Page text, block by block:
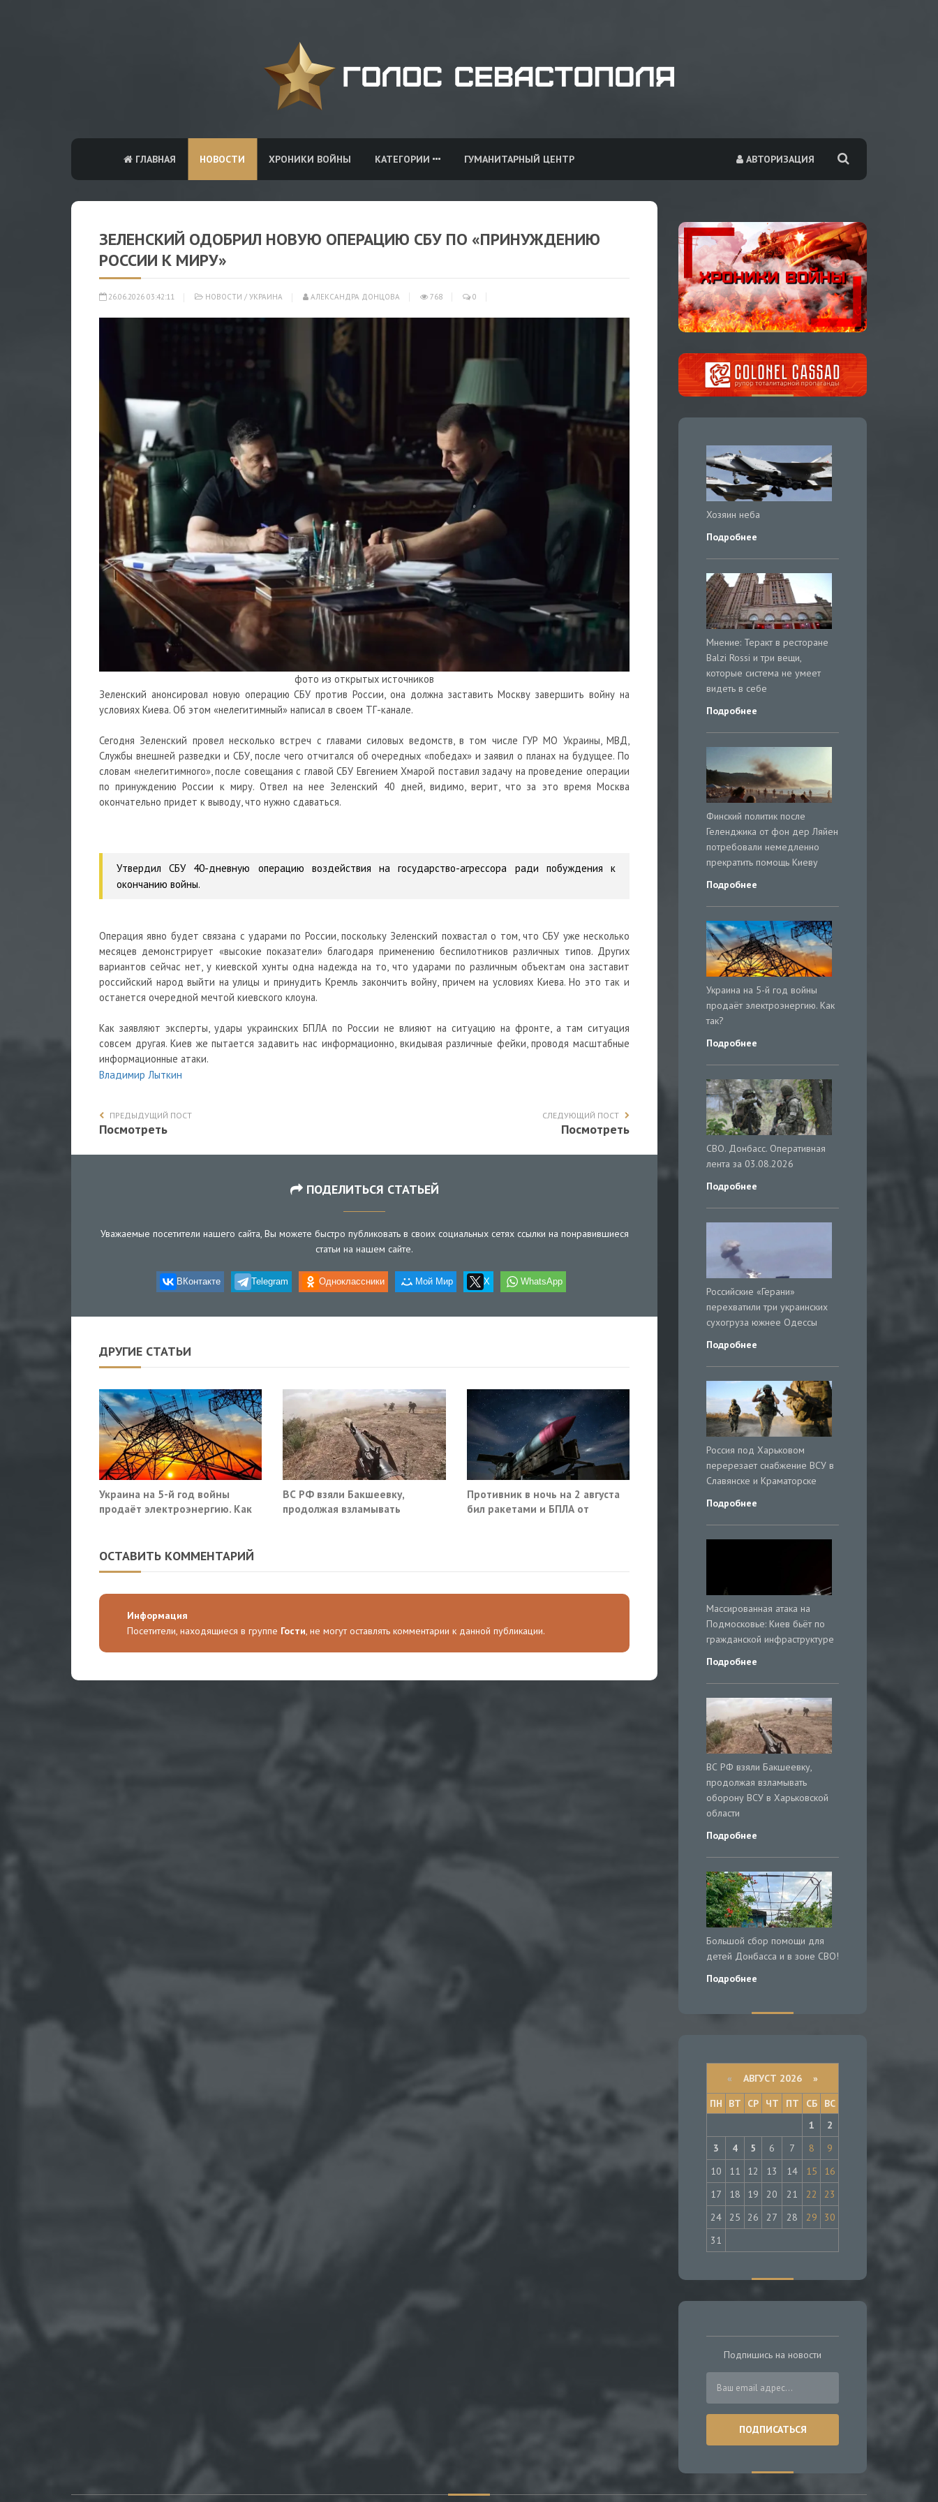
АВТОРИЗАЦИЯ
ГЛАВНАЯ НОВОСТИ ХРОНИКИ ВОЙНЫ КАТЕГОРИИ ГУМАНИТАРНЫЙ ЦЕНТР
ЗЕЛЕНСКИЙ ОДОБРИЛ НОВУЮ ОПЕРАЦИЮ СБУ ПО «ПРИНУЖДЕНИЮ
РОССИИ К МИРУ»
26.06.2026 03:42:11 НОВОСТИ / УКРАИНА АЛЕКСАНДРА ДОНЦОВА 768 0
фото из открытых источников
Зеленский анонсировал новую операцию СБУ против России, она должна заставить Москву завершить войну на
условиях Киева. Об этом «нелегитимный» написал в своем ТГ-канале.
Сегодня Зеленский провел несколько встреч с главами силовых ведомств, в том числе ГУР МО Украины, МВД,
Службы внешней разведки и СБУ, после чего отчитался об очередных «победах» и заявил о планах на будущее. По
словам «нелегитимного», после совещания с главой СБУ Евгением Хмарой поставил задачу на проведение операции
по принуждению России к миру. Отвел на нее Зеленский 40 дней, видимо, верит, что за это время Москва
окончательно придет к выводу, что нужно сдаваться.
Утвердил СБУ 40-дневную операцию воздействия на государство-агрессора ради побуждения к
окончанию войны.
Операция явно будет связана с ударами по России, поскольку Зеленский похвастал о том, что СБУ уже несколько
месяцев демонстрирует «высокие показатели» благодаря применению беспилотников различных типов. Других
вариантов сейчас нет, у киевской хунты одна надежда на то, что ударами по различным объектам она заставит
российский народ выйти на улицы и принудить Кремль закончить войну, причем на условиях Киева. Но это так и
останется очередной мечтой киевского клоуна.
Как заявляют эксперты, удары украинских БПЛА по России не влияют на ситуацию на фронте, а там ситуация
совсем другая. Киев же пытается задавить нас информационно, вкидывая различные фейки, проводя масштабные
информационные атаки.
Владимир Лыткин
ПРЕДЫДУЩИЙ ПОСТ
Посмотреть
СЛЕДУЮЩИЙ ПОСТ
Посмотреть
ПОДЕЛИТЬСЯ СТАТЬЕЙ
Уважаемые посетители нашего сайта, Вы можете быстро публиковать в своих социальных сетях ссылки на понравившиеся
статьи на нашем сайте.
ВКонтакте Telegram Одноклассники Мой Мир X WhatsApp
ДРУГИЕ СТАТЬИ
Украина на 5-й год войны
продаёт электроэнергию. Как
ВС РФ взяли Бакшеевку,
продолжая взламывать
Противник в ночь на 2 августа
бил ракетами и БПЛА от
ОСТАВИТЬ КОММЕНТАРИЙ
Информация
Посетители, находящиеся в группе Гости, не могут оставлять комментарии к данной публикации.
Хозяин неба
Подробнее
Мнение: Теракт в ресторане
Balzi Rossi и три вещи,
которые система не умеет
видеть в себе
Подробнее
Финский политик после
Геленджика от фон дер Ляйен
потребовали немедленно
прекратить помощь Киеву
Подробнее
Украина на 5-й год войны
продаёт электроэнергию. Как
так?
Подробнее
СВО. Донбасс. Оперативная
лента за 03.08.2026
Подробнее
Российские «Герани»
перехватили три украинских
сухогруза южнее Одессы
Подробнее
Россия под Харьковом
перерезает снабжение ВСУ в
Славянске и Краматорске
Подробнее
Массированная атака на
Подмосковье: Киев бьёт по
гражданской инфраструктуре
Подробнее
ВС РФ взяли Бакшеевку,
продолжая взламывать
оборону ВСУ в Харьковской
области
Подробнее
Большой сбор помощи для
детей Донбасса и в зоне СВО!
Подробнее
« АВГУСТ 2026 »
ПН
ВТ СР ЧТ ПТ СБ
ВС
1
2
3
4 5 6 7 8
9
10
11 12 13 14 15
16
17
18 19 20 21 22
23
24
25 26 27 28 29
30
31
Подпишись на новости